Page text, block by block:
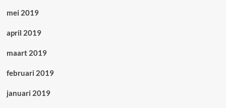
mei 2019
april 2019
maart 2019
februari 2019
januari 2019